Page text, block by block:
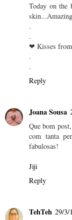
Today on the
.
.
❤ Kisses from
.
.
Reply
Joana Sousa
Que bom
com tanta
fabulosas!
Jiji
Reply
TehTeh 29/3/